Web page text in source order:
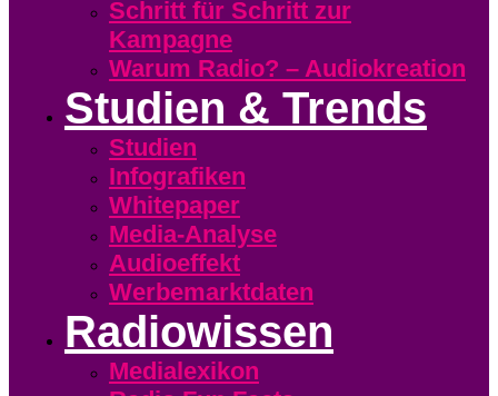
Schritt für Schritt zur
Kampagne
Warum Radio? – Audiokreation
Studien & Trends
Studien
Infografiken
Whitepaper
Media-Analyse
Audioeffekt
Werbemarktdaten
Radiowissen
Medialexikon